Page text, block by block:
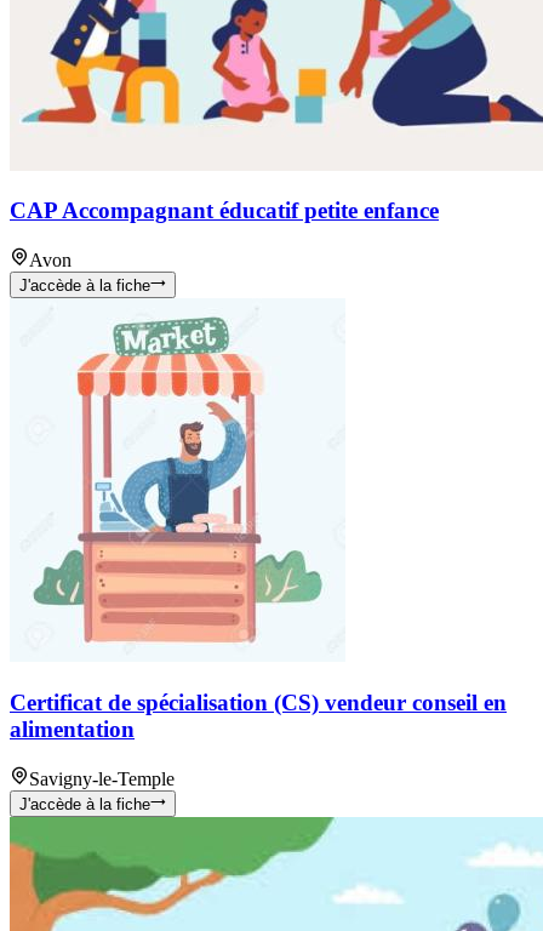
CAP Accompagnant éducatif petite enfance
Avon
J'accède à la fiche
Certificat de spécialisation (CS) vendeur conseil en
alimentation
Savigny-le-Temple
J'accède à la fiche